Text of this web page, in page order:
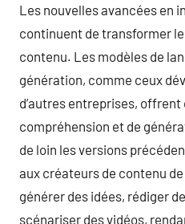
Les nouvelles avancées en
continuent de transformer
contenu. Les modèles de
génération, comme ceux
d’autres entreprises,
compréhension et de
de loin les versions
aux créateurs de contenu de
générer des idées, rédiger
scénariser des vidéos,